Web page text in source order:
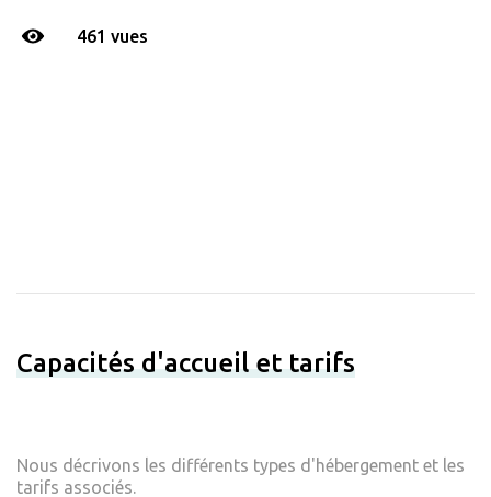
461 vues
Capacités d'accueil et tarifs
Nous décrivons les différents types d'hébergement et les
tarifs associés.